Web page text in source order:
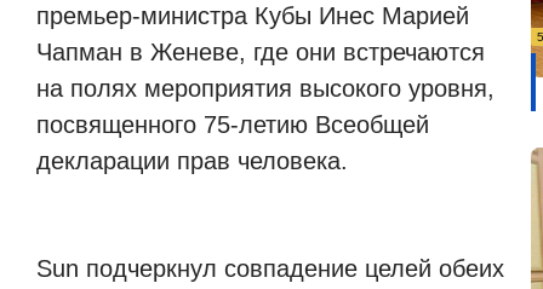
премьер-министра Кубы Инес Марией
Чапман в Женеве, где они встречаются
на полях мероприятия высокого уровня,
посвященного 75-летию Всеобщей
декларации прав человека.
Sun подчеркнул совпадение целей обеих